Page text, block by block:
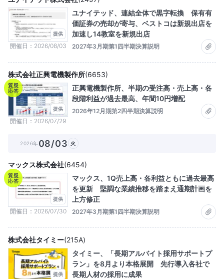
提供
開催日 2026/08/03
ユナイテッド、連結全体で黒字転換 保有有
価証券の売却が寄与、ベストコは新規出店を
加速し14教室を新規出店
2027年3月期第1四半期決算説明
質疑
応答
提供
開催日 2026/07/29
株式会社正興電機製作所(6653)
正興電機製作所、半期の受注高・売上高・各
段階利益が過去最高、年間10円増配
2026年12月期第2四半期決算説明
2026年08/03 火
質疑
応答
提供
開催日 2026/07/30
マックス株式会社(6454)
マックス、1Q売上高・各利益ともに過去最高
を更新 堅調な業績推移を踏まえ通期計画を
上方修正
2027年3月期第1四半期決算説明
提供
株式会社タイミー(215A)
タイミー、「長期アルバイト採用サポートプ
ラン」を8月より本格展開 先行導入各社で
長期人材の採用に成果